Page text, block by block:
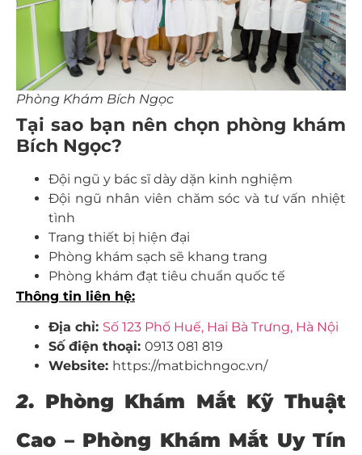
Phòng Khám Bích Ngọc
Tại sao bạn nên chọn phòng khám
Bích Ngọc?
Đội ngũ y bác sĩ dày dặn kinh nghiệm
Đội ngũ nhân viên chăm sóc và tư vấn nhiệt
tình
Trang thiết bị hiện đại
Phòng khám sạch sẽ khang trang
Phòng khám đạt tiêu chuẩn quốc tế
Thông tin liên hệ:
Địa chỉ: Số 123 Phố Huế, Hai Bà Trưng, Hà Nội
Số điện thoại: 0913 081 819
Website: https://matbichngoc.vn/
2. Phòng Khám Mắt Kỹ Thuật
Cao – Phòng Khám Mắt Uy Tín